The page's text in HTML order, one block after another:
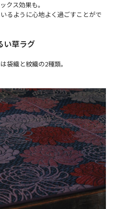
クス効果も。
るように心地よく過ごすことがで
い草ラグ
袋織と紋織の2種類。